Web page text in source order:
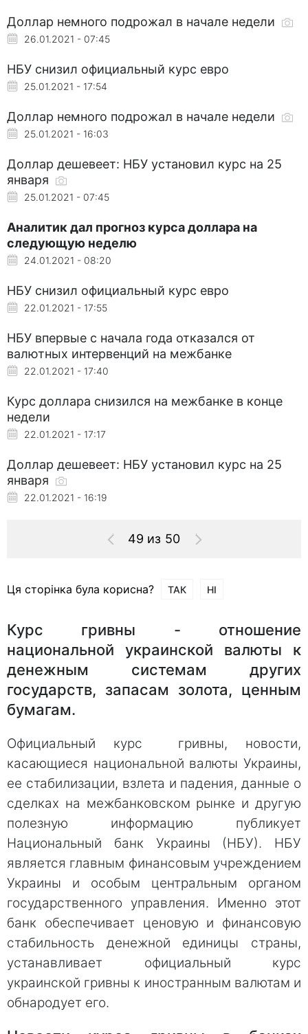
Доллар немного подрожал в начале недели
26.01.2021 - 07:45
НБУ снизил официальный курс евро
25.01.2021 - 17:54
Доллар немного подрожал в начале недели
25.01.2021 - 16:03
Доллар дешевеет: НБУ установил курс на 25
января
25.01.2021 - 07:45
Аналитик дал прогноз курса доллара на
следующую неделю
24.01.2021 - 08:20
НБУ снизил официальный курс евро
22.01.2021 - 17:55
НБУ впервые с начала года отказался от
валютных интервенций на межбанке
22.01.2021 - 17:40
Курс доллара снизился на межбанке в конце
недели
22.01.2021 - 17:17
Доллар дешевеет: НБУ установил курс на 25
января
22.01.2021 - 16:19
49 из 50
Ця сторінка була корисна? ТАК НІ
Курс гривны - отношение
национальной украинской валюты к
денежным системам других
государств, запасам золота, ценным
бумагам.
Официальный курс гривны, новости,
касающиеся национальной валюты Украины,
ее стабилизации, взлета и падения, данные о
сделках на межбанковском рынке и другую
полезную информацию публикует
Национальный банк Украины (НБУ). НБУ
является главным финансовым учреждением
Украины и особым центральным органом
государственного управления. Именно этот
банк обеспечивает ценовую и финансовую
стабильность денежной единицы страны,
устанавливает официальный курс
украинской гривны к иностранным валютам и
обнародует его.